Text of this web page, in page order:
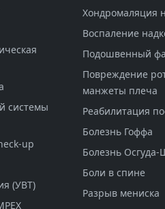
системы
up
(УВТ)
Хондромаляция
Воспаление
Подошвенный
Повреждение
манжеты плеча
Реабилитация
Болезнь Гоффа
Болезнь Осгуда-
Боли в спине
Разрыв мениска